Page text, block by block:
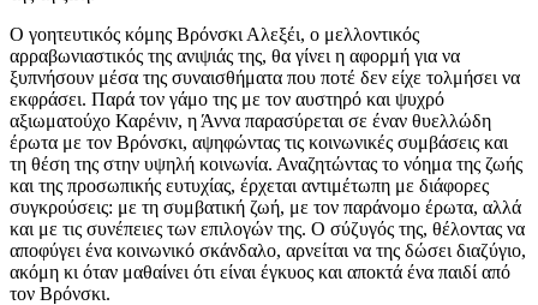
Ο γοητευτικός κόμης Βρόνσκι Αλεξέι, ο μελλοντικός
αρραβωνιαστικός της ανιψιάς της, θα γίνει η αφορμή για να
ξυπνήσουν μέσα της συναισθήματα που ποτέ δεν είχε τολμήσει να
εκφράσει. Παρά τον γάμο της με τον αυστηρό και ψυχρό
αξιωματούχο Καρένιν, η Άννα παρασύρεται σε έναν θυελλώδη
έρωτα με τον Βρόνσκι, αψηφώντας τις κοινωνικές συμβάσεις και
τη θέση της στην υψηλή κοινωνία. Αναζητώντας το νόημα της ζωής
και της προσωπικής ευτυχίας, έρχεται αντιμέτωπη με διάφορες
συγκρούσεις: με τη συμβατική ζωή, με τον παράνομο έρωτα, αλλά
και με τις συνέπειες των επιλογών της. Ο σύζυγός της, θέλοντας να
αποφύγει ένα κοινωνικό σκάνδαλο, αρνείται να της δώσει διαζύγιο,
ακόμη κι όταν μαθαίνει ότι είναι έγκυος και αποκτά ένα παιδί από
τον Βρόνσκι.